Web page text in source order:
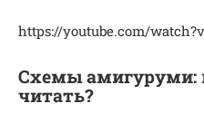
https://youtube.com/
Схемы амигуруми:
читать?